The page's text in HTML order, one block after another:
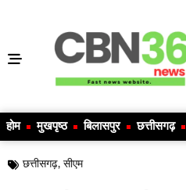
होम मुखपृष्ठ बिलासपुर छत्तीसगढ़
छत्तीसगढ़, सीएम